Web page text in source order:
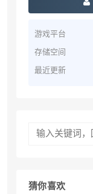
游戏平台
存储空间
最近更新
猜你喜欢